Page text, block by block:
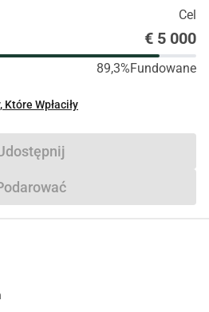
Cel
€ 5 000
89,3%Fundowane
Które Wpłaciły